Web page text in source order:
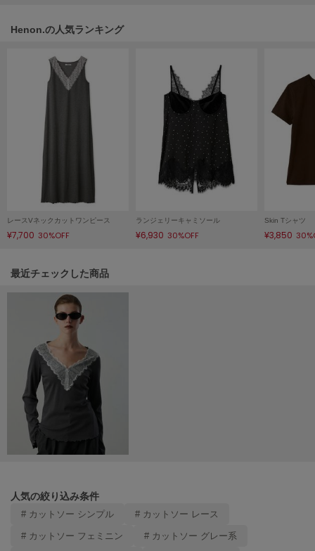
ヌル
Onitsuka Tiger
オニツカ タイガー
PATRICK
パトリック
Philly chocolate
フィリーチョコレート
poláura
ポローラ
PUMA
プーマ
Reebok
SALOMON
Henon.の人気ランキング
レースVネックカットワンピース
¥7,700 30%OFF
ランジェリーキャミソール
¥6,930 30%OFF
Skin Tシャツ
¥3,850
関連記事
最近チェックした商品
人気の絞り込み条件
# カットソー シンプル # カットソー レース
# カットソー フェミニン # カットソー グレー系